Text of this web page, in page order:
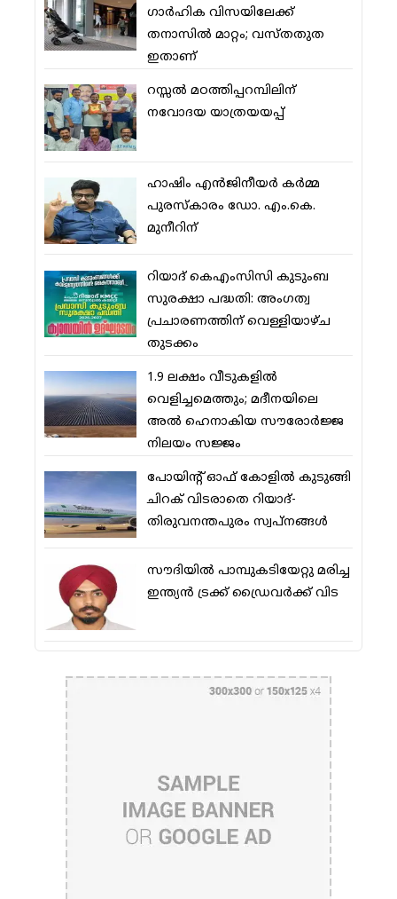
ഗാര്‍ഹിക വിസയിലേക്ക്
തനാസില്‍ മാറ്റം; വസ്തതുത
ഇതാണ്
റസ്സല്‍ മഠത്തിപ്പറമ്പിലിന്
നവോദയ യാത്രയയപ്പ്
ഹാഷിം എന്‍ജിനീയര്‍ കര്‍മ്മ
പുരസ്‌കാരം ഡോ. എം.കെ.
മുനീറിന്
റിയാദ് കെഎംസിസി കുടുംബ
സുരക്ഷാ പദ്ധതി: അംഗത്വ
പ്രചാരണത്തിന് വെള്ളിയാഴ്ച
തുടക്കം
1.9 ലക്ഷം വീടുകളില്‍
വെളിച്ചമെത്തും; മദീനയിലെ
അല്‍ ഹെനാകിയ സൗരോര്‍ജ്ജ
നിലയം സജ്ജം
പോയിന്റ് ഓഫ് കോളില്‍ കുടുങ്ങി
ചിറക് വിടരാതെ റിയാദ്-
തിരുവനന്തപുരം സ്വപ്നങ്ങള്‍
സൗദിയിൽ പാമ്പുകടിയേറ്റു മരിച്ച
ഇന്ത്യൻ ട്രക്ക് ഡ്രൈവർക്ക് വിട